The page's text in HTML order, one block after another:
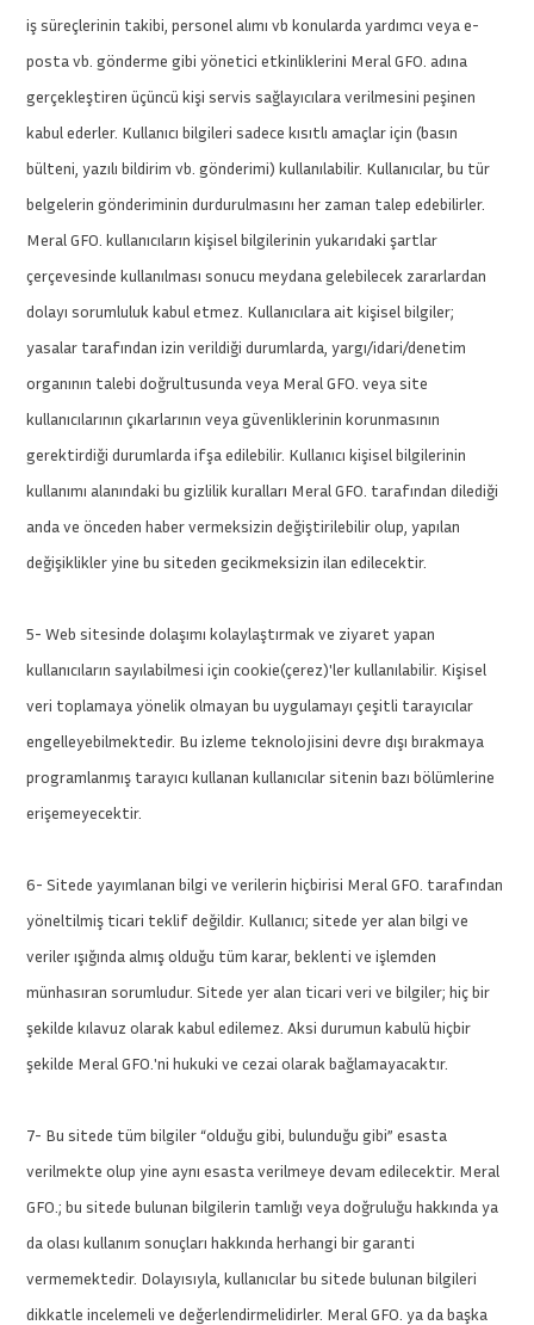
iş süreçlerinin takibi, personel alımı vb konularda yardımcı veya e-
posta vb. gönderme gibi yönetici etkinliklerini Meral GFO. adına
gerçekleştiren üçüncü kişi servis sağlayıcılara verilmesini peşinen
kabul ederler. Kullanıcı bilgileri sadece kısıtlı amaçlar için (basın
bülteni, yazılı bildirim vb. gönderimi) kullanılabilir. Kullanıcılar, bu tür
belgelerin gönderiminin durdurulmasını her zaman talep edebilirler.
Meral GFO. kullanıcıların kişisel bilgilerinin yukarıdaki şartlar
çerçevesinde kullanılması sonucu meydana gelebilecek zararlardan
dolayı sorumluluk kabul etmez. Kullanıcılara ait kişisel bilgiler;
yasalar tarafından izin verildiği durumlarda, yargı/idari/denetim
organının talebi doğrultusunda veya Meral GFO. veya site
kullanıcılarının çıkarlarının veya güvenliklerinin korunmasının
gerektirdiği durumlarda ifşa edilebilir. Kullanıcı kişisel bilgilerinin
kullanımı alanındaki bu gizlilik kuralları Meral GFO. tarafından dilediği
anda ve önceden haber vermeksizin değiştirilebilir olup, yapılan
değişiklikler yine bu siteden gecikmeksizin ilan edilecektir.
5- Web sitesinde dolaşımı kolaylaştırmak ve ziyaret yapan
kullanıcıların sayılabilmesi için cookie(çerez)'ler kullanılabilir. Kişisel
veri toplamaya yönelik olmayan bu uygulamayı çeşitli tarayıcılar
engelleyebilmektedir. Bu izleme teknolojisini devre dışı bırakmaya
programlanmış tarayıcı kullanan kullanıcılar sitenin bazı bölümlerine
erişemeyecektir.
6- Sitede yayımlanan bilgi ve verilerin hiçbirisi Meral GFO. tarafından
yöneltilmiş ticari teklif değildir. Kullanıcı; sitede yer alan bilgi ve
veriler ışığında almış olduğu tüm karar, beklenti ve işlemden
münhasıran sorumludur. Sitede yer alan ticari veri ve bilgiler; hiç bir
şekilde kılavuz olarak kabul edilemez. Aksi durumun kabulü hiçbir
şekilde Meral GFO.'ni hukuki ve cezai olarak bağlamayacaktır.
7- Bu sitede tüm bilgiler “olduğu gibi, bulunduğu gibi” esasta
verilmekte olup yine aynı esasta verilmeye devam edilecektir. Meral
GFO.; bu sitede bulunan bilgilerin tamlığı veya doğruluğu hakkında ya
da olası kullanım sonuçları hakkında herhangi bir garanti
vermemektedir. Dolayısıyla, kullanıcılar bu sitede bulunan bilgileri
dikkatle incelemeli ve değerlendirmelidirler. Meral GFO. ya da başka